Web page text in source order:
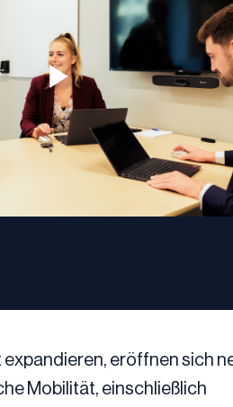
eröffnen sich
Mobilität, einschließlich